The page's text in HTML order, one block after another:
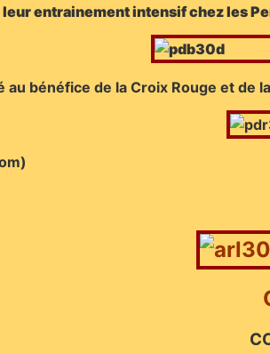
leur entrainement intensif chez les
au bénéfice de la Croix Rouge et de